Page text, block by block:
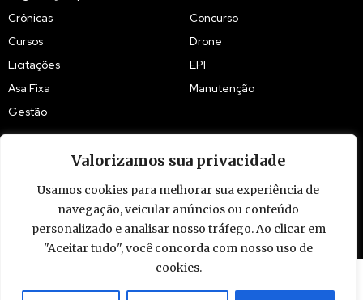
Valorizamos sua privacidade
Usamos cookies para melhorar sua experiência de
navegação, veicular anúncios ou conteúdo
personalizado e analisar nosso tráfego. Ao clicar em
"Aceitar tudo", você concorda com nosso uso de
cookies.
Crônicas
Cursos
Licitações
Asa Fixa
Gestão
Concurso
Drone
EPI
Manutenção
© 2009 - 2026 Piloto Policial. Todos os direitos reservados. Brasil.